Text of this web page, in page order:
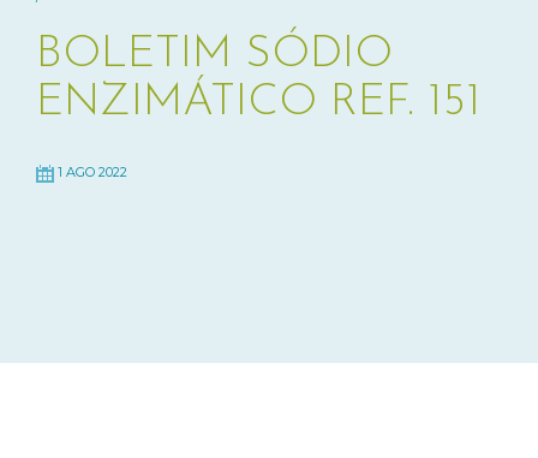
BOLETIM SÓDIO
ENZIMÁTICO REF. 151
1 AGO 2022